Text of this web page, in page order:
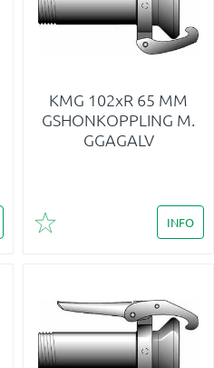
KMG 102xR 65 MM
GSHONKOPPLING M.
GGAGALV
Lägg till i favoriter
INFO